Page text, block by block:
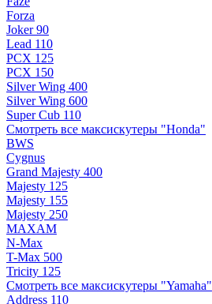
Forza
Joker 90
Lead 110
PCX 125
PCX 150
Silver Wing 400
Silver Wing 600
Super Cub 110
Смотреть все максискутеры "Honda"
BWS
Cygnus
Grand Majesty 400
Majesty 125
Majesty 155
Majesty 250
MAXAM
N-Max
T-Max 500
Tricity 125
Смотреть все максискутеры "Yamaha"
Address 110